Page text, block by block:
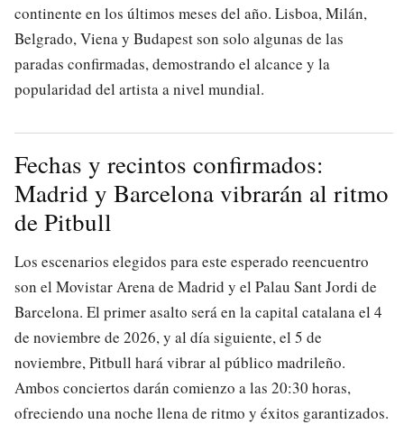
continente en los últimos meses del año. Lisboa, Milán,
Belgrado, Viena y Budapest son solo algunas de las
paradas confirmadas, demostrando el alcance y la
popularidad del artista a nivel mundial.
Fechas y recintos confirmados:
Madrid y Barcelona vibrarán al ritmo
de Pitbull
Los escenarios elegidos para este esperado reencuentro
son el Movistar Arena de Madrid y el Palau Sant Jordi de
Barcelona. El primer asalto será en la capital catalana el 4
de noviembre de 2026, y al día siguiente, el 5 de
noviembre, Pitbull hará vibrar al público madrileño.
Ambos conciertos darán comienzo a las 20:30 horas,
ofreciendo una noche llena de ritmo y éxitos garantizados.